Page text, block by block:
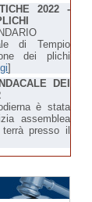
2022 -
di Tempio
dei plichi
]
DEI
è stata
assemblea
presso il